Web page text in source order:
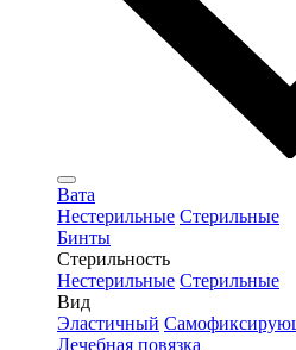
Вата
Нестерильные Стерильные
Бинты
Стерильность
Нестерильные Стерильные
Вид
Эластичный
Лечебная повязка